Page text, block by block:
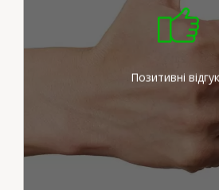
Позитивні
Ми докладаємо
зусиль для
потреб наших